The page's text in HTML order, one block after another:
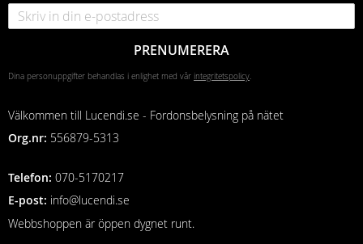
PRENUMERERA
Dina personuppgifter behandlas i enlighet med vår integritetspolicy.
Välkommen till Lucendi.se - Fordonsbelysning på nätet
Org.nr: 556879-5313
Telefon: 070-5170217
E-post: info@lucendi.se
Webbshoppen är öppen dygnet runt.